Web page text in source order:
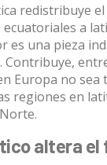
redistribuye
a
es una pieza
Contribuye,
Europa no sea
regiones en
altera el